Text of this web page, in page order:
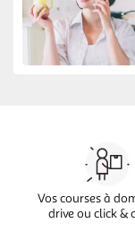
Vos courses à
drive ou click &